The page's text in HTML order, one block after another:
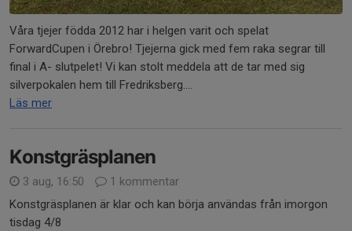
Våra tjejer födda 2012 har i helgen varit och spelat
ForwardCupen i Örebro! Tjejerna gick med fem raka segrar till
final i A- slutpelet! Vi kan stolt meddela att de tar med sig
silverpokalen hem till Fredriksberg....
Läs mer
Konstgräsplanen
3 aug, 16:50
1 kommentar
Konstgräsplanen är klar och kan börja användas från imorgon
tisdag 4/8